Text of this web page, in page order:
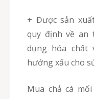
+ Được sản xuất theo quy trình chuẩn của
quy định về an
dụng hóa chất
hướng xấu cho
Mua chả cá mối làm những ngon ăn ngon